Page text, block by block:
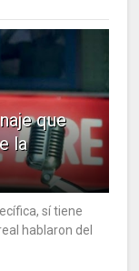
que
la
sí tiene
hablaron del